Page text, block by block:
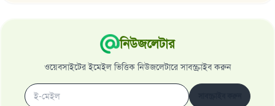
নিউজলেটার
ওয়েবসাইটের ইমেইল ভিত্তিক নিউজলেটারে সাবস্ক্রাইব করুন